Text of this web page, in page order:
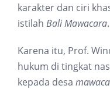
karakter dan ciri
istilah Bali Mawacara.
Karena itu, Prof.
hukum di tingkat
kepada desa